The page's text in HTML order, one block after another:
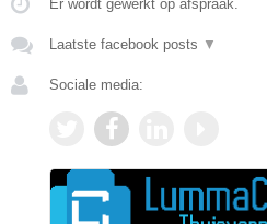
Er wordt gewerkt op afspraak.
Laatste facebook posts ▼
Sociale media: